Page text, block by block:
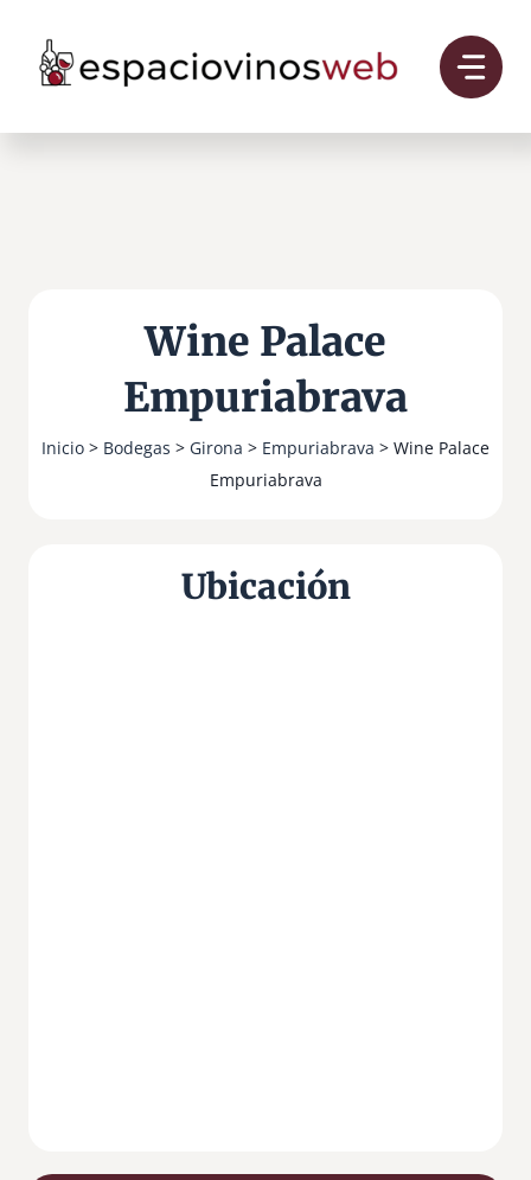
contenido
Wine Palace
Empuriabrava
Inicio > Bodegas > Girona > Empuriabrava > Wine Palace
Empuriabrava
Ubicación